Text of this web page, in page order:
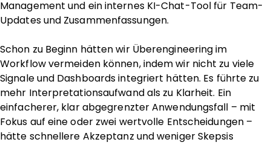
Management und ein internes KI-Chat-Tool für Team-
Updates und Zusammenfassungen.
Schon zu Beginn hätten wir Überengineering im
Workflow vermeiden können, indem wir nicht zu viele
Signale und Dashboards integriert hätten. Es führte zu
mehr Interpretationsaufwand als zu Klarheit. Ein
einfacherer, klar abgegrenzter Anwendungsfall – mit
Fokus auf eine oder zwei wertvolle Entscheidungen –
hätte schnellere Akzeptanz und weniger Skepsis